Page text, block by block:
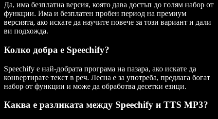
Да, има безплатна версия, която дава достъп до голям набор от
функции. Има и безплатен пробен период на премиум
версията, ако искате да научите повече за този вариант и дали
ви подхожда.
Колко добра е Speechify?
Speechify е най-добрата програма на пазара, ако искате да
конвертирате текст в реч. Лесна е за употреба, предлага богат
набор от функции и може да обработва десетки езици.
Каква е разликата между Speechify и TTS MP3?